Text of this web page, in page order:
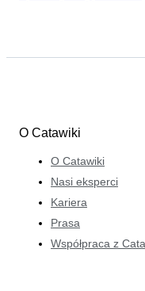
O Catawiki
O Catawiki
Nasi eksperci
Kariera
Prasa
Współpraca z